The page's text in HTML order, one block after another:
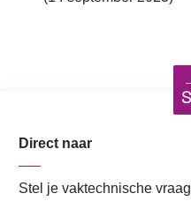
Direct naar
Stel je vaktechnische vraag